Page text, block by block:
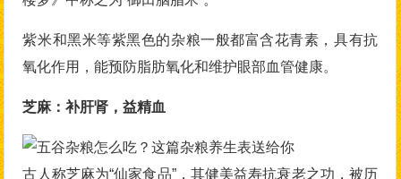
紫米和黑米等紫黑色的杂粮一般都富含花青素，具有抗
氧化作用，能预防脂肪氧化和维护眼部血管健康。
芝麻：补肝肾，益精血
古人称芝麻为“仙家食品”，其健美益寿抗衰老之功，被历